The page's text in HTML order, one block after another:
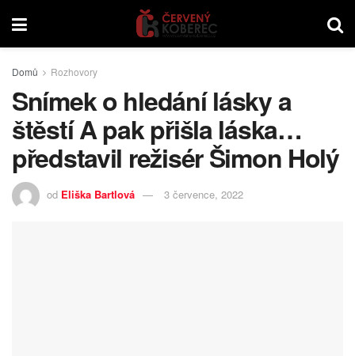
Domů Rozhovory
Snímek o hledání lásky a
štěstí A pak přišla láska…
představil režisér Šimon Holý
od Eliška Bartlová 3 července, 2022